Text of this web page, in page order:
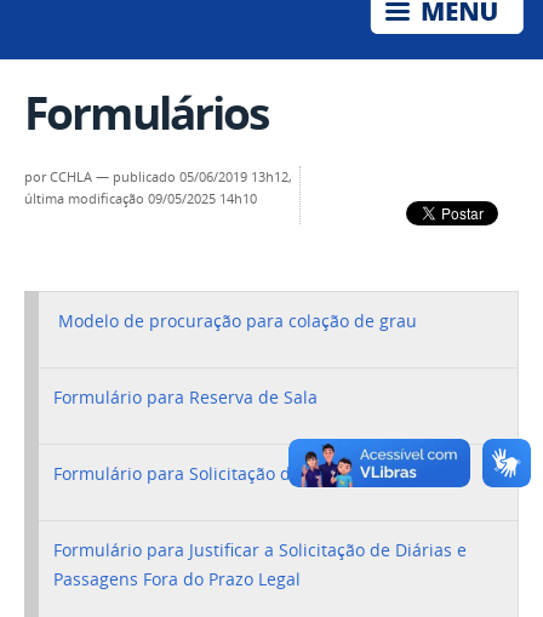
Formulários
porCCHLA — publicado 05/06/2019 13h12,
última modificação 09/05/2025 14h10
Modelo de procuração para colação de grau
Formulário para Reserva de Sala
Formulário para Solicitação de Diárias e Passagens
Formulário para Justificar a Solicitação de Diárias e
Passagens Fora do Prazo Legal